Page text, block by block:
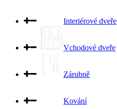
Interiérové dveře
Vchodové dveře
Zárubně
Kování